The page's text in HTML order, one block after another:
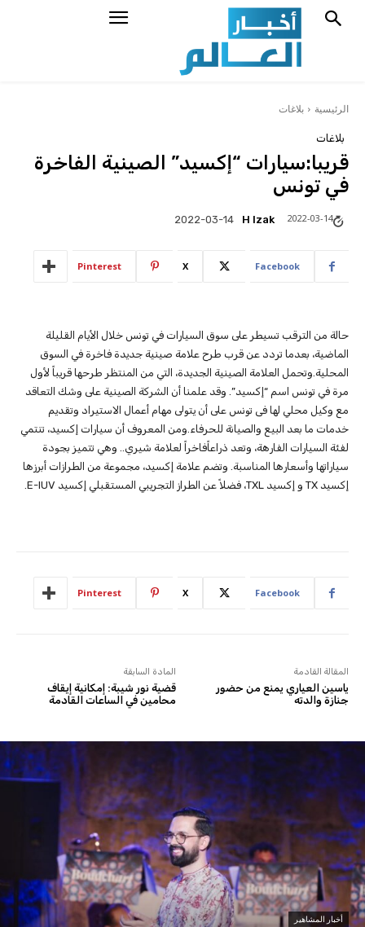
الرئيسية بلاغات
بلاغات
قريبا:سيارات “إكسيد” الصينية الفاخرة
في تونس
H Izak
2022-03-14 2022-03-14
Facebook
X
Pinterest
حالة من الترقب تسيطر على سوق السيارات في تونس خلال الأيام القليلة
الماضية، بعدما تردد عن قرب طرح علامة صينية جديدة فاخرة في السوق
المحلية.وتحمل العلامة الصينية الجديدة، التي من المنتظر طرحها قريباً لأول
مرة في تونس اسم “إكسيد”. وقد علمنا أن الشركة الصينية على وشك التعاقد
مع وكيل محلي لها فى تونس على أن يتولى مهام أعمال الاستيراد وتقديم
خدمات ما بعد البيع والصيانة للحرفاء.ومن المعروف أن سيارات إكسيد، تنتمي
لفئة السيارات الفارهة، وتعد ذراعاًفاخراً لعلامة شيري.. وهي تتميز بجودة
سياراتها وأسعارها المناسبة. وتضم علامة إكسيد، مجموعة من الطرازات أبرزها
إكسيد TX و إكسيد TXL، فضلاً عن الطراز التجريبي المستقبلي إكسيد E-IUV.
Facebook
X
Pinterest
المادة السابقة
قضية نور شيبة: إمكانية إيقاف
محامين في الساعات القادمة
المقالة القادمة
ياسين العياري يمنع من حضور
جنازة والدته
أخبار المشاهير